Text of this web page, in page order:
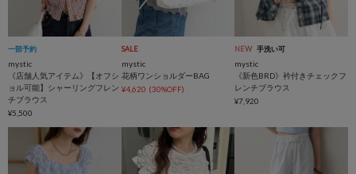
一部予約
mystic
《店舗人気アイテム》【オフシ
ョル可能】シャーリングフレン
チブラウス
¥5,500
SALE
mystic
花柄ワンショルダーBAG
¥4,620 (30%OFF)
NEW 手洗い可
mystic
《新色BRD》衿付きチェックフ
レンチブラウス
¥7,920